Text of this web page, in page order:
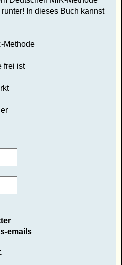
runter! In dieses Buch kannst
Methode
frei ist
emails